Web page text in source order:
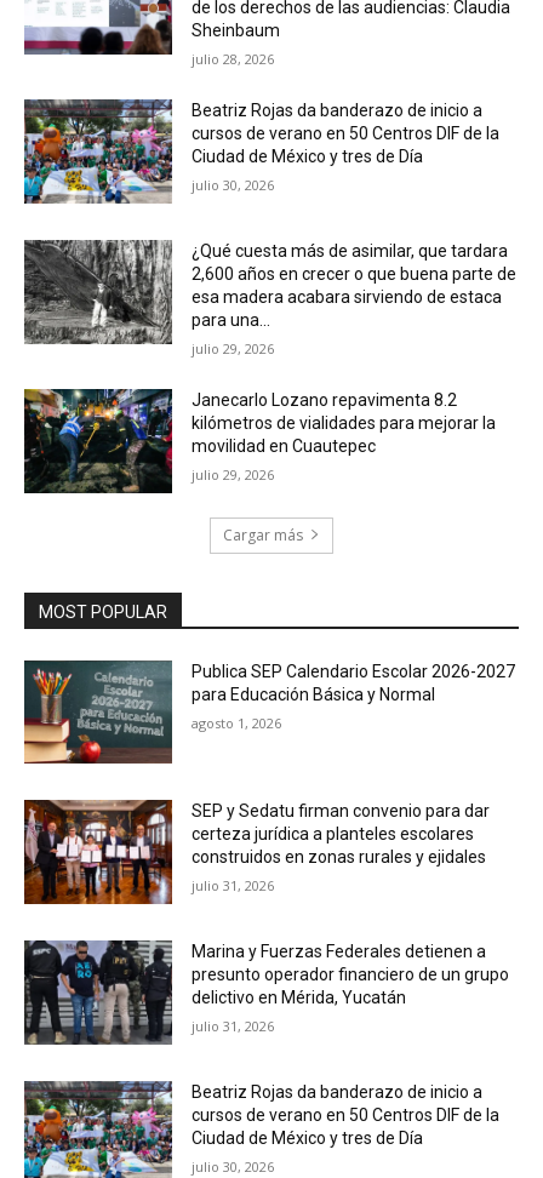
de los derechos de las audiencias: Claudia
Sheinbaum
julio 28, 2026
Beatriz Rojas da banderazo de inicio a
cursos de verano en 50 Centros DIF de la
Ciudad de México y tres de Día
julio 30, 2026
¿Qué cuesta más de asimilar, que tardara
2,600 años en crecer o que buena parte de
esa madera acabara sirviendo de estaca
para una...
julio 29, 2026
Janecarlo Lozano repavimenta 8.2
kilómetros de vialidades para mejorar la
movilidad en Cuautepec
julio 29, 2026
Cargar más
MOST POPULAR
Publica SEP Calendario Escolar 2026-2027
para Educación Básica y Normal
agosto 1, 2026
SEP y Sedatu firman convenio para dar
certeza jurídica a planteles escolares
construidos en zonas rurales y ejidales
julio 31, 2026
Marina y Fuerzas Federales detienen a
presunto operador financiero de un grupo
delictivo en Mérida, Yucatán
julio 31, 2026
Beatriz Rojas da banderazo de inicio a
cursos de verano en 50 Centros DIF de la
Ciudad de México y tres de Día
julio 30, 2026